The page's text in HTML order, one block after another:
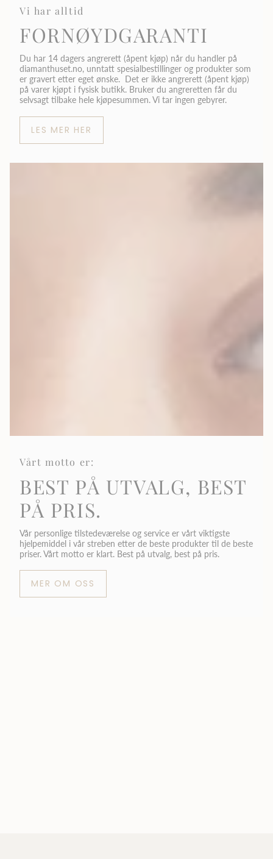
Vi har alltid
FORNØYDGARANTI
Du har 14 dagers angrerett (åpent kjøp) når du handler på
diamanthuset.no, unntatt spesialbestillinger og produkter som
er gravert etter eget ønske. Det er ikke angrerett (åpent kjøp)
på varer kjøpt i fysisk butikk. Bruker du angreretten får du
selvsagt tilbake hele kjøpesummen. Vi tar ingen gebyrer.
LES MER HER
Vårt motto er:
BEST PÅ UTVALG, BEST
PÅ PRIS.
Vår personlige tilstedeværelse og service er vårt viktigste
hjelpemiddel i vår streben etter de beste produkter til de beste
priser. Vårt motto er klart. Best på utvalg, best på pris.
MER OM OSS